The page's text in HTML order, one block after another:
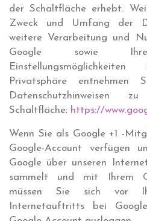
der Schaltfläche erhebt.
Zweck und Umfang der
weitere Verarbeitung und
Google sowie
Privatsphäre
Datenschutzhinweisen
Schaltfläche: https://
Wenn Sie als Google +1 -
Google-Account verfügen
Google über unseren
sammelt und mit Ihrem
müssen Sie sich vor
Internetauftritts bei